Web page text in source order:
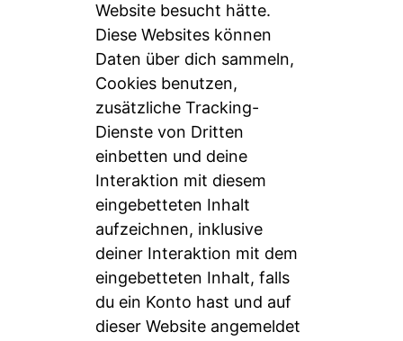
Website besucht hätte.
Diese Websites können
Daten über dich sammeln,
Cookies benutzen,
zusätzliche Tracking-
Dienste von Dritten
einbetten und deine
Interaktion mit diesem
eingebetteten Inhalt
aufzeichnen, inklusive
deiner Interaktion mit dem
eingebetteten Inhalt, falls
du ein Konto hast und auf
dieser Website angemeldet